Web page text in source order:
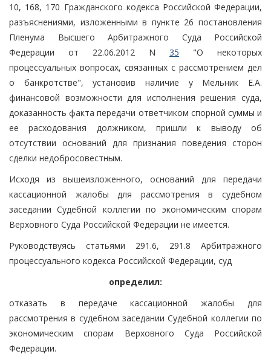
10, 168, 170 Гражданского кодекса Российской Федерации,
разъяснениями, изложенными в пункте 26 постановления
Пленума Высшего Арбитражного Суда Российской
Федерации от 22.06.2012 N 35 "О некоторых
процессуальных вопросах, связанных с рассмотрением дел
о банкротстве", установив наличие у Мельник Е.А.
финансовой возможности для исполнения решения суда,
доказанность факта передачи ответчиком спорной суммы и
ее расходования должником, пришли к выводу об
отсутствии оснований для признания поведения сторон
сделки недобросовестным.
Исходя из вышеизложенного, оснований для передачи
кассационной жалобы для рассмотрения в судебном
заседании Судебной коллегии по экономическим спорам
Верховного Суда Российской Федерации не имеется.
Руководствуясь статьями 291.6, 291.8 Арбитражного
процессуального кодекса Российской Федерации, суд
определил:
отказать в передаче кассационной жалобы для
рассмотрения в судебном заседании Судебной коллегии по
экономическим спорам Верховного Суда Российской
Федерации.